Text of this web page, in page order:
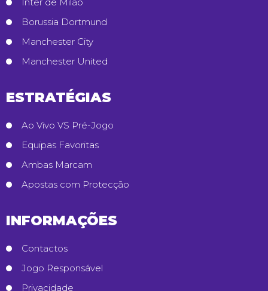
Borussia Dortmund
Manchester City
Manchester United
ESTRATÉGIAS
Ao Vivo VS Pré-Jogo
Equipas Favoritas
Ambas Marcam
Apostas com Protecção
INFORMAÇÕES
Contactos
Jogo Responsável
Privacidade